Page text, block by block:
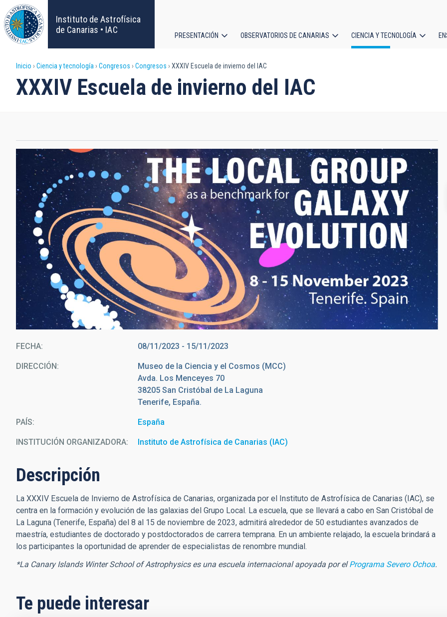
Pasar
al
contenido
principal
Instituto de Astrofísica
de Canarias • IAC
principal
PRESENTACIÓN OBSERVATORIOS DE CANARIAS CIENCIA Y TECNOLOGÍA
Sobrescribir
enlaces
ayuda
a
la
navegación
Inicio Ciencia y tecnología Congresos Congresos XXXIV Escuela de invierno del IAC
XXXIV Escuela de invierno del IAC
FECHA 08/11/2023 - 15/11/2023
DIRECCIÓN
Museo de la Ciencia y el Cosmos (MCC)
Avda. Los Menceyes 70
38205 San Cristóbal de La Laguna
Tenerife, España.
PAÍS España
INSTITUCIÓN ORGANIZADORA Instituto de Astrofísica de Canarias (IAC)
Descripción
La XXXIV Escuela de Invierno de Astrofísica de Canarias, organizada por el Instituto de Astrofísica de Canarias (IAC), se
centra en la formación y evolución de las galaxias del Grupo Local. La escuela, que se llevará a cabo en San Cristóbal de
La Laguna (Tenerife, España) del 8 al 15 de noviembre de 2023, admitirá alrededor de 50 estudiantes avanzados de
maestría, estudiantes de doctorado y postdoctorados de carrera temprana. En un ambiente relajado, la escuela brindará a
los participantes la oportunidad de aprender de especialistas de renombre mundial.
*La Canary Islands Winter School of Astrophysics es una escuela internacional apoyada por elPrograma Severo Ochoa.
Te puede interesar